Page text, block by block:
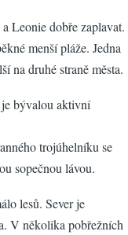
Leonie dobře zaplavat.
menší pláže. Jedna
na druhé straně města.
bývalou aktivní
trojúhelníku se
sopečnou lávou.
lesů. Sever je
V několika pobřežních